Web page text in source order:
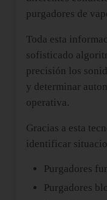
purgadores de
Toda esta
sofisticado
precisión los
y determinar
operativa.
Gracias a esta
identificar
Purgadores
Purgadores